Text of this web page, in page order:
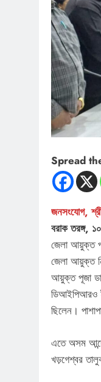
Spread
জনসংযোগ,
বরাক তরঙ্গ,
জেলা আয়ুক্ত
জেলা আয়ুক্ত
আয়ুক্ত পূজা
ডিআইপিআরও
ছিলেন।
এতে অসম
খড়গেশ্বর